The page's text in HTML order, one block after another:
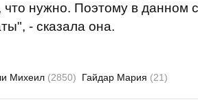
что нужно. Поэтому в данном
- сказала она.
Михеил (2850) Гайдар Мария (21)